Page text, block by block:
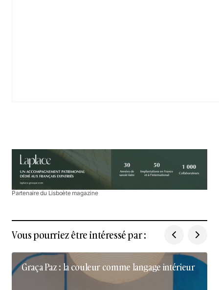
Partenaire du Lisboète magazine
Vous pourriez être intéressé par :
Graça Paz : la couleur comme langage intérieur